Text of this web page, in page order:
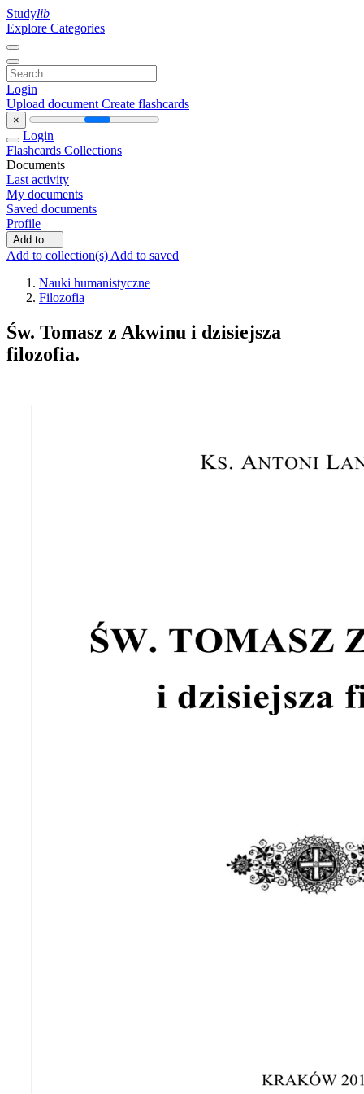
Studylib
Explore Categories
Login
Upload document Create flashcards
×
Login
Flashcards Collections
Documents
Last activity
My documents
Saved documents
Profile
Add to ...
Add to collection(s) Add to saved
Nauki humanistyczne
Filozofia
Św. Tomasz z Akwinu i dzisiejsza
filozofia.